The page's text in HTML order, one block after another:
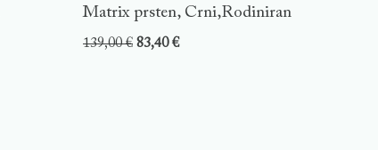
Matrix prsten, Crni,Rodiniran
139,00€ 83,40€